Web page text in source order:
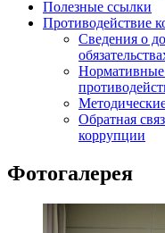
Полезные ссылки
Противодействие
Сведения о
Обратная
коррупции
Фотогалерея